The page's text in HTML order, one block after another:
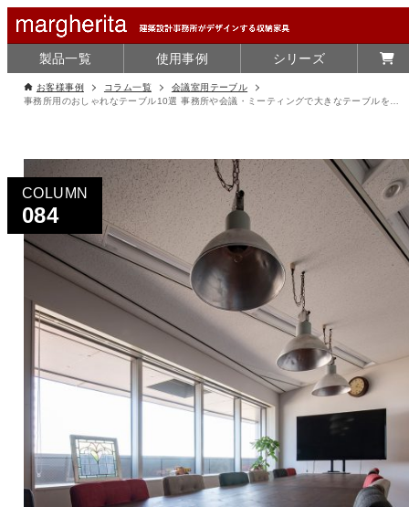
製品一覧 使用事例 シリーズ
お客様事例 コラム一覧
会議室用テーブル
COLUMN
084